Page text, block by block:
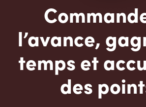
l’avance,
temps et
des